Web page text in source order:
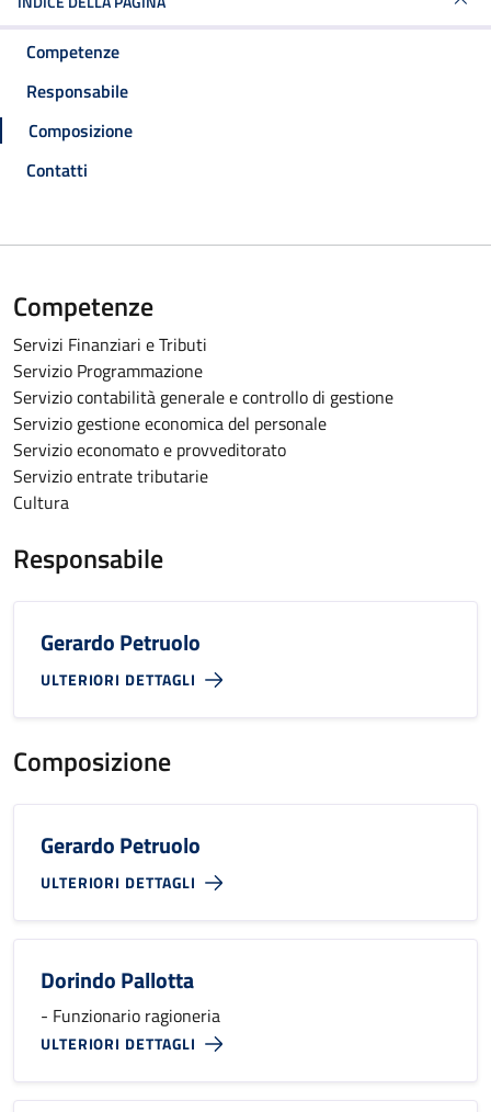
Competenze
Responsabile
Composizione
Contatti
Competenze
Servizi Finanziari e Tributi
Servizio Programmazione
Servizio contabilità generale e controllo di gestione
Servizio gestione economica del personale
Servizio economato e provveditorato
Servizio entrate tributarie
Cultura
Responsabile
Gerardo Petruolo
ULTERIORI DETTAGLI
Composizione
Gerardo Petruolo
ULTERIORI DETTAGLI
Dorindo Pallotta
- Funzionario ragioneria
ULTERIORI DETTAGLI